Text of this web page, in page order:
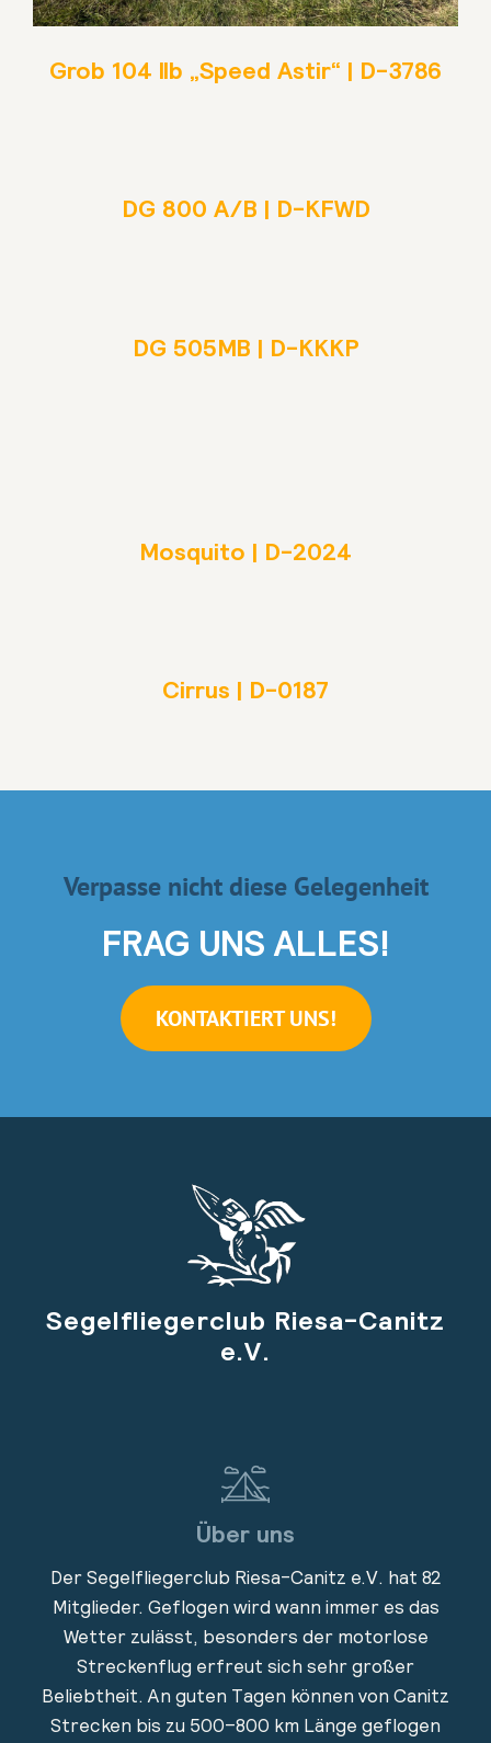
Grob 104 IIb „Speed Astir“ | D-3786
DG 800 A/B | D-KFWD
DG 505MB | D-KKKP
Mosquito | D-2024
Cirrus | D-0187
Verpasse nicht diese Gelegenheit
FRAG UNS ALLES!
KONTAKTIERT UNS!
Segelfliegerclub Riesa-Canitz
e.V.
Über uns
Der Segelfliegerclub Riesa-Canitz e.V. hat 82
Mitglieder. Geflogen wird wann immer es das
Wetter zulässt, besonders der motorlose
Streckenflug erfreut sich sehr großer
Beliebtheit. An guten Tagen können von Canitz
Strecken bis zu 500–800 km Länge geflogen